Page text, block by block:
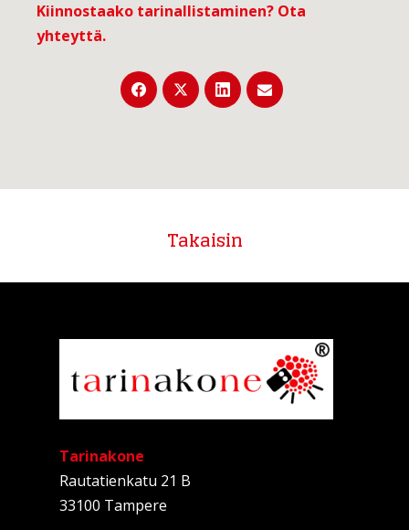
Kiinnostaako tarinallistaminen? Ota
yhteyttä.
Takaisin
Tarinakone
Rautatienkatu 21 B
33100 Tampere